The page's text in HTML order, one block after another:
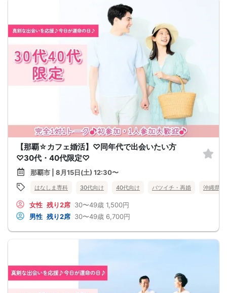
【那覇☆カフェ婚活】♡同年代で出会いたい方
♡30代・40代限定♡
那覇市 | 8月15日(土) 12:30〜
はなしま専科 30代向け 40代向け バツイチ・再婚 沖縄県
女性 残り2席 30〜49歳 1,500円
男性 残り2席 30〜49歳 6,700円